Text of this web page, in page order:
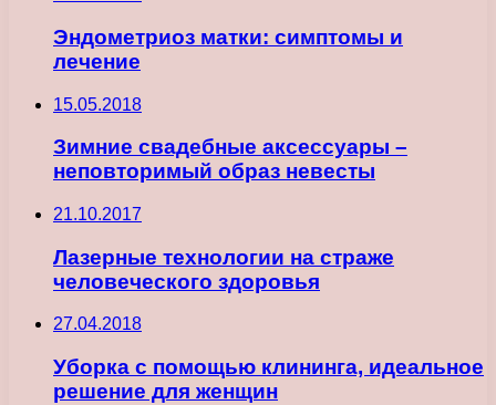
Эндометриоз матки: симптомы и
лечение
15.05.2018
Зимние свадебные аксессуары –
неповторимый образ невесты
21.10.2017
Лазерные технологии на страже
человеческого здоровья
27.04.2018
Уборка с помощью клининга, идеальное
решение для женщин